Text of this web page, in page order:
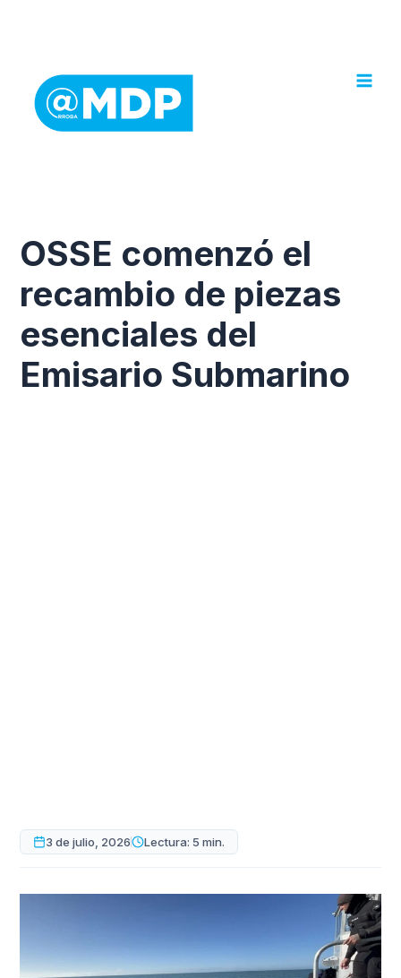
OSSE comenzó el
recambio de piezas
esenciales del
Emisario Submarino
3 de julio, 2026 Lectura: 5 min.